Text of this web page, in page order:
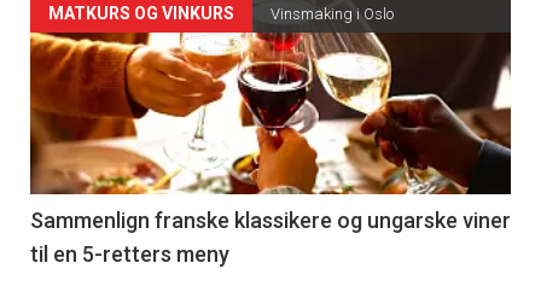
Forsiden
akkurat
nå
-
5
MATKURS OG VINKURS Vinsmaking i Oslo
Sammenlign franske klassikere og ungarske viner
til en 5-retters meny